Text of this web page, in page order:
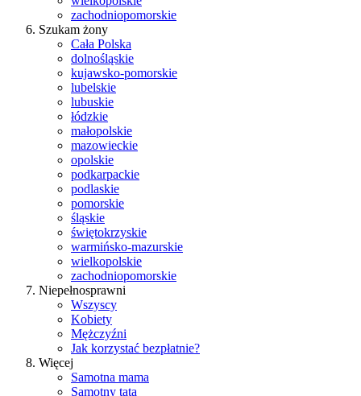
zachodniopomorskie
Szukam żony
Cała Polska
dolnośląskie
kujawsko-pomorskie
lubelskie
lubuskie
łódzkie
małopolskie
mazowieckie
opolskie
podkarpackie
podlaskie
pomorskie
śląskie
świętokrzyskie
warmińsko-mazurskie
wielkopolskie
zachodniopomorskie
Niepełnosprawni
Wszyscy
Kobiety
Mężczyźni
Jak korzystać bezpłatnie?
Więcej
Samotna mama
Samotny tata